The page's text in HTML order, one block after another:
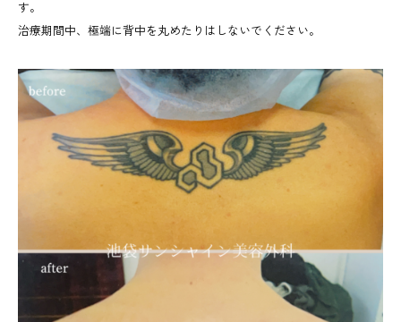
す。
治療期間中、極端に背中を丸めたりはしないでください。